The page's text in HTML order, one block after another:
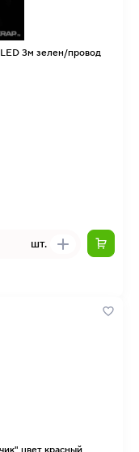
3м зелен/провод
шт.